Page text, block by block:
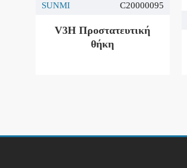
SUNMI C20000095
V3H Προστατευτική
θήκη